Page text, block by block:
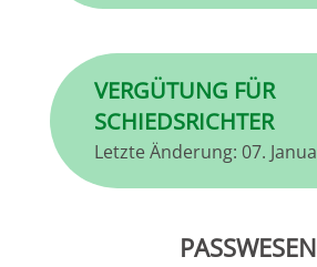
VERGÜTUNG FÜR
SCHIEDSRICHTER
Letzte Änderung: 07.
PASSWESEN